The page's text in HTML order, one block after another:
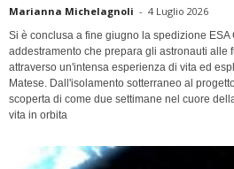
Marianna Michelagnoli - 4 Luglio 2026
Si è conclusa a fine giugno la spedizione ESA
addestramento che prepara gli astronauti alle
attraverso un'intensa esperienza di vita ed
Matese. Dall'isolamento sotterraneo al
scoperta di come due settimane nel cuore
vita in orbita